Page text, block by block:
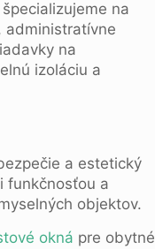
na
administratívne
na
izoláciu a
a estetický
funkčnosťou a
objektov.
okná pre obytné